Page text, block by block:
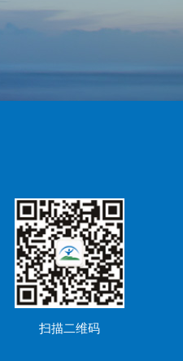
扫描二维码